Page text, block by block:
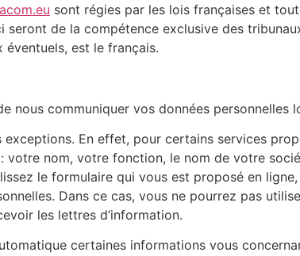
sont régies par les lois françaises et
seront de la compétence exclusive des
est le français.
nous communiquer vos données
En effet, pour certains services
votre nom, votre fonction, le nom de votre
le formulaire qui vous est proposé en
Dans ce cas, vous ne pourrez pas
les lettres d’information.
certaines informations vous